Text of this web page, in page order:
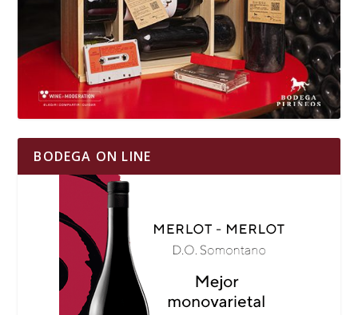
BODEGA ON LINE